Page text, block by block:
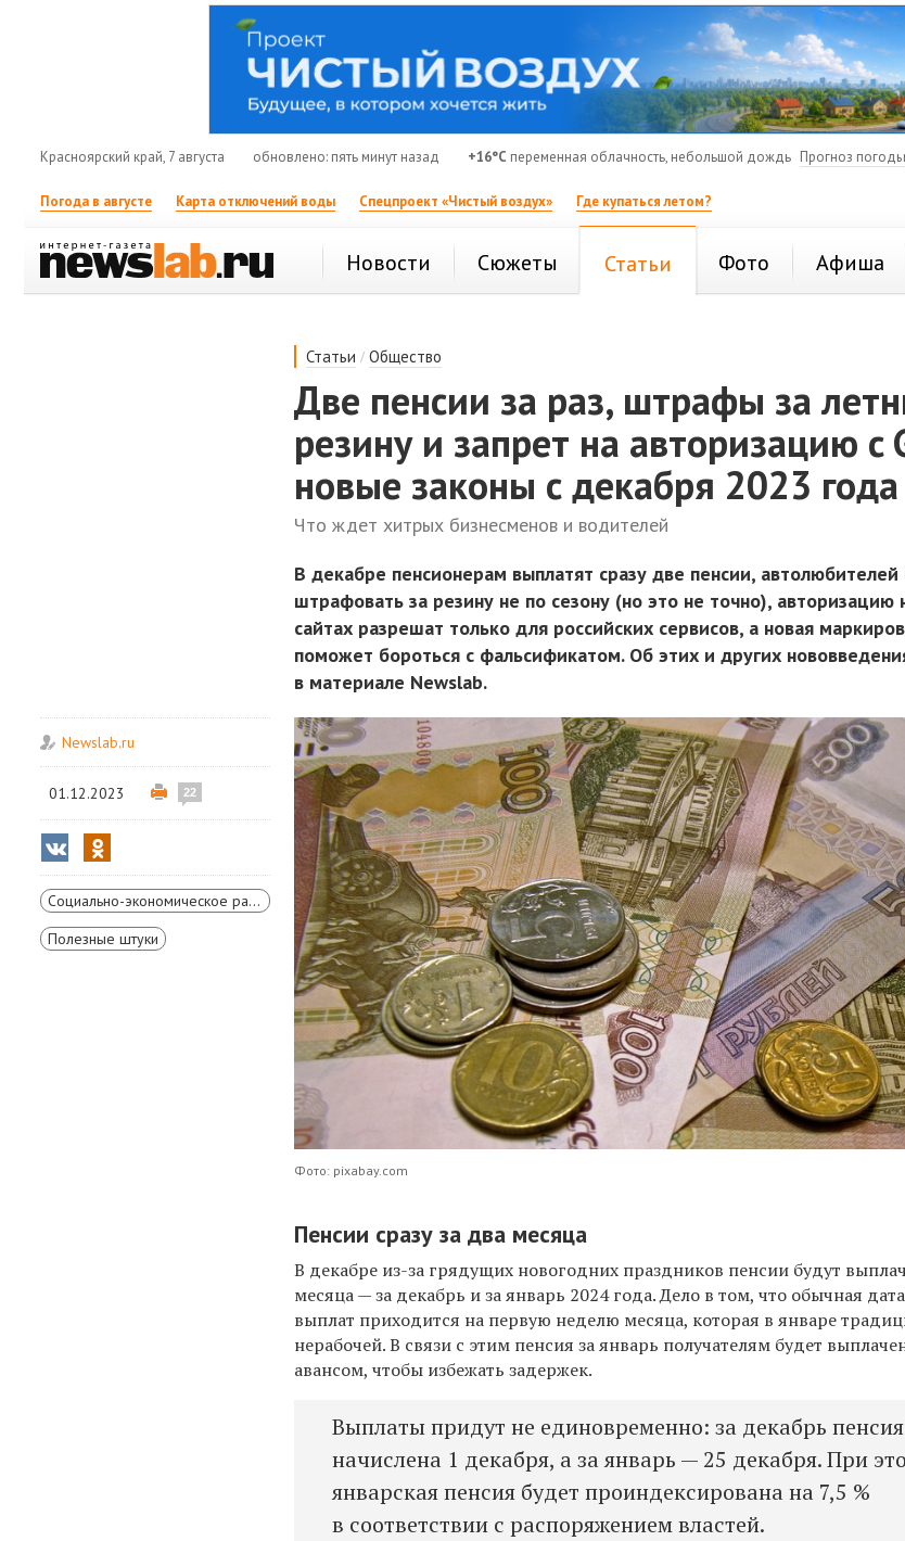
Красноярский край, 7 августа обновлено: пять минут назад +16°C переменная облачность, небольшой дождь Прогноз погоды
Погода в августе Карта отключений воды Спецпроект «Чистый воздух» Где купаться летом?
Новости Сюжеты Статьи Фото Афиша
Статьи /Общество
Две пенсии за раз, штрафы за
резину и запрет на авторизацию c
новые законы с декабря 2023 года
Что ждет хитрых бизнесменов и водителей
В декабре пенсионерам выплатят сразу две пенсии, автолюбителей
штрафовать за резину не по сезону (но это не точно), авторизацию
сайтах разрешат только для российских сервисов, а новая
поможет бороться с фальсификатом. Об этих и других
в материале Newslab.
Newslab.ru
01.12.2023 22
Социально-экономическое развитие Красноярского края
Полезные штуки
Фото: pixabay.com
Пенсии сразу за два месяца
В декабре из-за грядущих новогодних праздников пенсии будут
месяца — за декабрь и за январь 2024 года. Дело в том, что обычная
выплат приходится на первую неделю месяца, которая в январе
нерабочей. В связи с этим пенсия за январь получателям будет
авансом, чтобы избежать задержек.
Выплаты придут не единовременно: за декабрь
начислена 1 декабря, а за январь — 25 декабря. При
январская пенсия будет проиндексирована на 7,5 %
в соответствии с распоряжением властей.